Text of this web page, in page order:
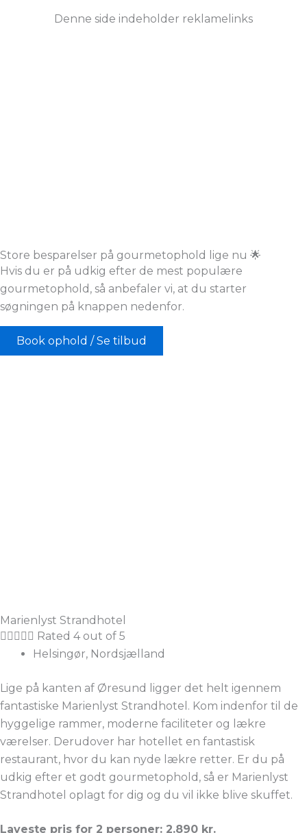
Denne side indeholder reklamelinks
Store besparelser på gourmetophold lige nu 🌟
Hvis du er på udkig efter de mest populære
gourmetophold, så anbefaler vi, at du starter
søgningen på knappen nedenfor.
Book ophold / Se tilbud
Marienlyst Strandhotel
 Rated 4 out of 5
Helsingør, Nordsjælland
Lige på kanten af Øresund ligger det helt igennem
fantastiske Marienlyst Strandhotel. Kom indenfor til de
hyggelige rammer, moderne faciliteter og lækre
værelser. Derudover har hotellet en fantastisk
restaurant, hvor du kan nyde lækre retter. Er du på
udkig efter et godt gourmetophold, så er Marienlyst
Strandhotel oplagt for dig og du vil ikke blive skuffet.
Laveste pris for 2 personer: 2.890 kr.